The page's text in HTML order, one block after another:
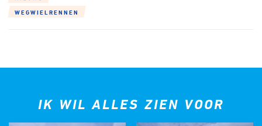
WEGWIELRENNEN
IK WIL ALLES ZIEN VOOR